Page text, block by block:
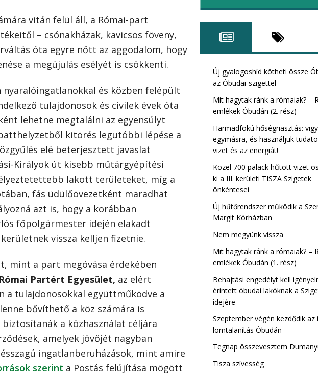
vitán felül áll, a Római-part
– csónakházak, kavicsos föveny,
óta egyre nőtt az aggodalom, hogy
a megújulás esélyét is csökkenti.
és közben felépült
tulajdonosok és civilek évek óta
lehetne megtalálni az egyensúlyt
kitörés legutóbbi lépése a
elé beterjesztett javaslat
Királyok út kisebb műtárgyépítési
lakott területeket, míg a
fás üdülőövezetként maradhat
azt is, hogy a korábban
főpolgármester idején elakadt
vissza kelljen fizetnie.
mint a part megóvása érdekében
Partért Egyesület, az elért
a tulajdonosokkal együttműködve a
bővíthető a köz számára is
a közhasználat céljára
amelyek jövőjét nagyban
ingatlanberuházások, mint amire
szerint a Postás felújítása mögött
Új gyalogoshíd kötheti össze
az Óbudai-szigettel
Mit hagytak ránk a rómaiak? –
emlékek Óbudán (2. rész)
Harmadfokú hőségriasztás:
egymásra, és használjuk
vizet és az energiát!
Közel 700 palack hűtött vizet
ki a III. kerületi TISZA Szigetek
önkéntesei
Új hűtőrendszer működik a
Margit Kórházban
Nem megyünk vissza
Mit hagytak ránk a rómaiak? –
emlékek Óbudán (1. rész)
Behajtási engedélyt kell
érintett óbudai lakóknak a
idejére
Szeptember végén kezdődik az
lomtalanítás Óbudán
Tegnap összevesztem
Tisza szívesség
Római Tisza
kerület)
Bibó István TISZA
Csillaghegy-